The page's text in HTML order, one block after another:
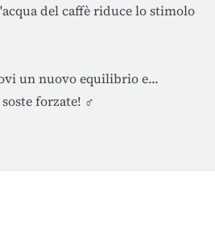
del caffè riduce lo stimolo
un nuovo equilibrio e...
forzate! ‍♂️